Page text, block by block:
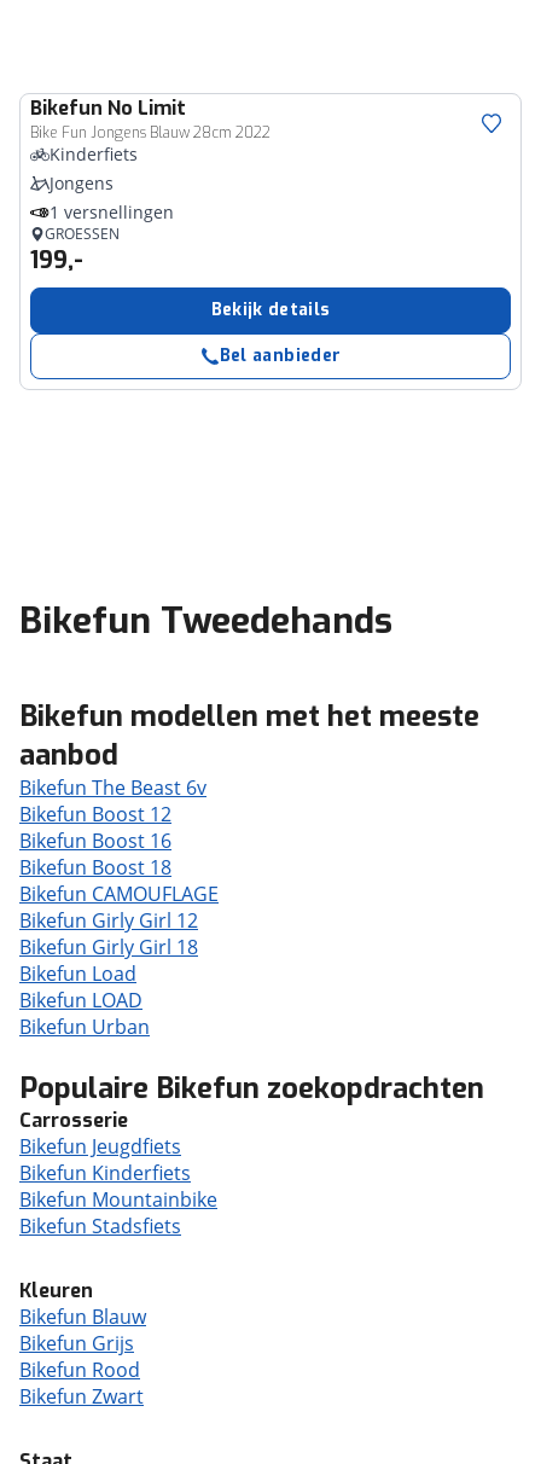
Bikefun No Limit
Bike Fun Jongens Blauw 28cm 2022
Kinderfiets
Jongens
1 versnellingen
GROESSEN
199,-
Bekijk details
Bel aanbieder
Bikefun Tweedehands
Bikefun modellen met het meeste
aanbod
Bikefun The Beast 6v
Bikefun Boost 12
Bikefun Boost 16
Bikefun Boost 18
Bikefun CAMOUFLAGE
Bikefun Girly Girl 12
Bikefun Girly Girl 18
Bikefun Load
Bikefun LOAD
Bikefun Urban
Populaire Bikefun zoekopdrachten
Carrosserie
Bikefun Jeugdfiets
Bikefun Kinderfiets
Bikefun Mountainbike
Bikefun Stadsfiets
Kleuren
Bikefun Blauw
Bikefun Grijs
Bikefun Rood
Bikefun Zwart